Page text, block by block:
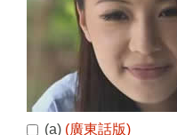
(a) (廣東話版)